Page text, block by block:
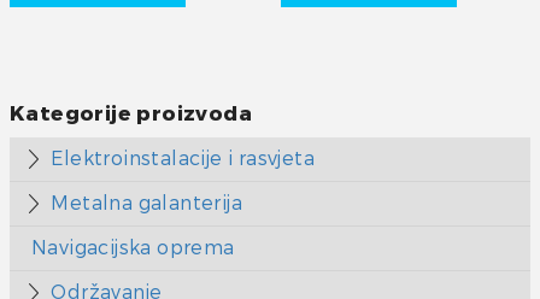
Kategorije proizvoda
Elektroinstalacije i rasvjeta
Metalna galanterija
Navigacijska oprema
Održavanje